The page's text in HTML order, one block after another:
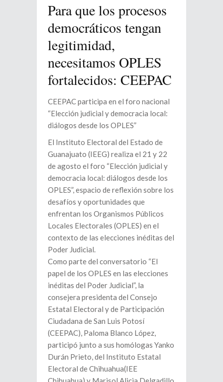
Para que los procesos
democráticos tengan
legitimidad,
necesitamos OPLES
fortalecidos: CEEPAC
CEEPAC participa en el foro nacional
“Elección judicial y democracia local:
diálogos desde los OPLES”
El Instituto Electoral del Estado de
Guanajuato (IEEG) realiza el 21 y 22
de agosto el foro “Elección judicial y
democracia local: diálogos desde los
OPLES”, espacio de reflexión sobre los
desafíos y oportunidades que
enfrentan los Organismos Públicos
Locales Electorales (OPLES) en el
contexto de las elecciones inéditas del
Poder Judicial.
Como parte del conversatorio “El
papel de los OPLES en las elecciones
inéditas del Poder Judicial”, la
consejera presidenta del Consejo
Estatal Electoral y de Participación
Ciudadana de San Luis Potosí
(CEEPAC), Paloma Blanco López,
participó junto a sus homólogas Yanko
Durán Prieto, del Instituto Estatal
Electoral de Chihuahua(IEE